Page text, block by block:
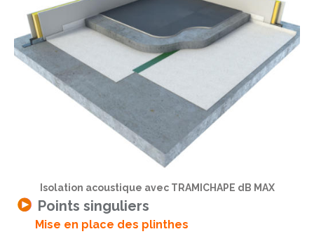
Isolation acoustique avec TRAMICHAPE dB MAX
Points singuliers
Mise en place des plinthes